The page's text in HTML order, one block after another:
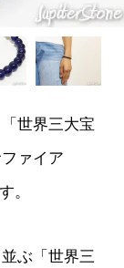
世界三大宝
ァイア
。
ぶ「世界三